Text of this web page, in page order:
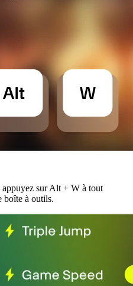
sur Alt + W à tout
boîte à outils.